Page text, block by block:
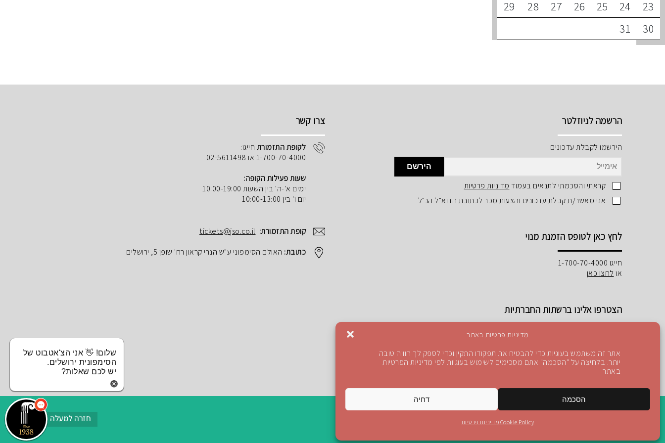
מדיניות פרטיות באתר
אתר זה משתמש בעוגיות כדי להבטיח את תפקודו התקין וכדי לספק לך חוויה טובה
יותר. בלחיצה על "הסכמה" אתם מסכימים לשימוש בעוגיות לפי מדיניות הפרטיות
באתר
הסכמה דחיה
Cookie Policy מדיניות פרטיות
23
24
25
26
27
28
29
30
31
הרשמה לניוזלטר
הירשמו לקבלת עדכונים
הירשם
קראתי והסכמתי לתנאים בעמוד מדיניות פרטיות
אני מאשר/ת קבלת עדכונים והצעות מכר לכתובת הדוא"ל הנ"ל
לחץ כאן לטופס הזמנת מנוי
חייגו 1-700-70-4000
או לחצו כאן
הצטרפו אלינו ברשתות החברתיות
facebook
YouTube
Blog
Instagram
צרו קשר
לקופת התזמורת חייגו:
1-700-70-4000 או 02-5611498
שעות פעילות הקופה:
ימים א'-ה' בין השעות 10:00-19:00
יום ו' בין 10:00-13:00
קופת התזמורת: tickets@jso.co.il
כתובת: האולם הסימפוני ע"ש הנרי קראון רח' שופן 5, ירושלים
חזרה למעלה
שלום! 👋 אני הצ'אטבוט של
הסימפונית ירושלים.
יש לכם שאלות?